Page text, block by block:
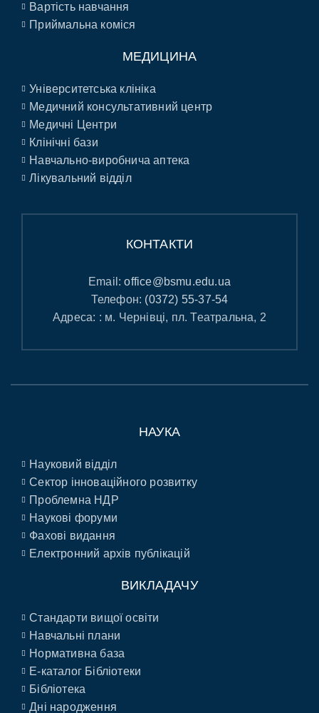
Вартість навчання
Приймальна коміся
МЕДИЦИНА
Університетська клініка
Медичний консультативний центр
Медичні Центри
Клінічні бази
Навчально-виробнича аптека
Лікувальний відділ
КОНТАКТИ
Email:office@bsmu.edu.ua
Телефон: (0372) 55-37-54
Адреса: : м. Чернівці, пл. Театральна, 2
НАУКА
Науковий відділ
Сектор інноваційного розвитку
Проблемна НДР
Наукові форуми
Фахові видання
Електронний архів публікацій
ВИКЛАДАЧУ
Стандарти вищої освіти
Навчальні плани
Нормативна база
E-каталог Бібліотеки
Бібліотека
Дні народження